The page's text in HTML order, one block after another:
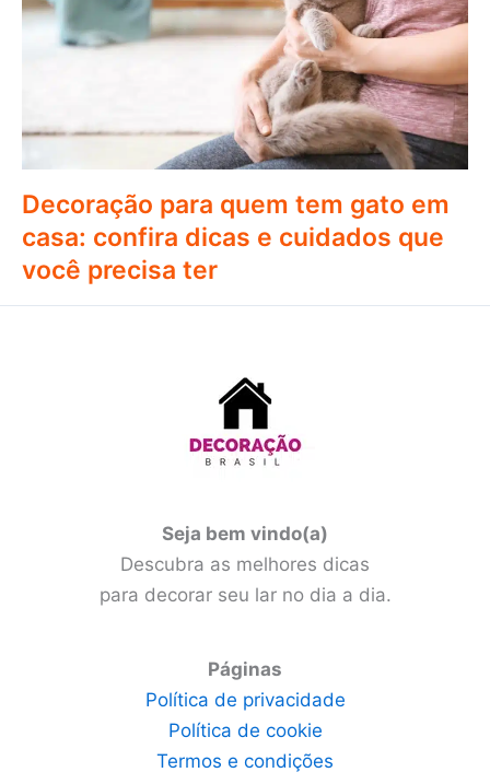
Decoração para quem tem gato em
casa: confira dicas e cuidados que
você precisa ter
Seja bem vindo(a)
Descubra as melhores dicas
para decorar seu lar no dia a dia.
Páginas
Política de privacidade
Política de cookie
Termos e condições